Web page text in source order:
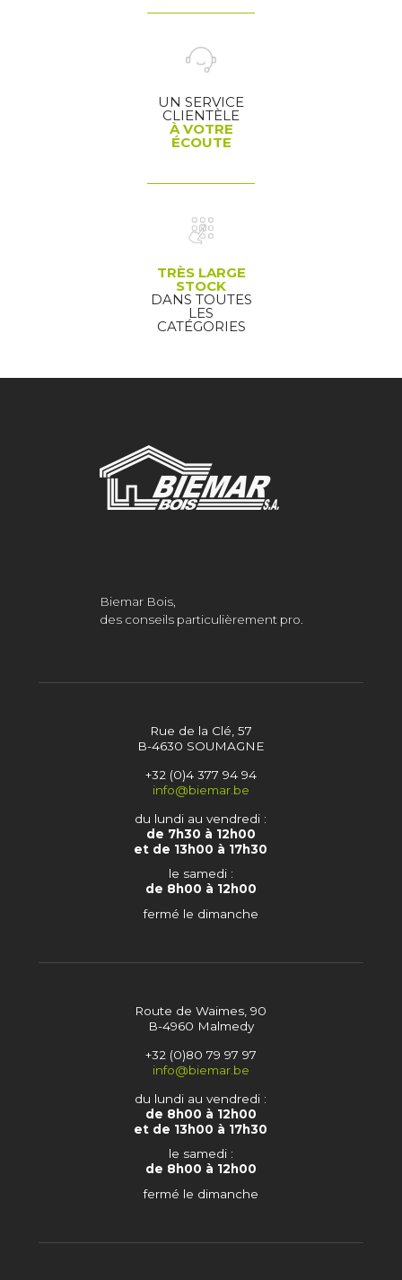
UN SERVICE
CLIENTÈLE
À VOTRE
ÉCOUTE
TRÈS LARGE
STOCK
DANS TOUTES
LES
CATÉGORIES
Biemar Bois,
des conseils particulièrement pro.
Rue de la Clé, 57
B-4630 SOUMAGNE
+32 (0)4 377 94 94
info@biemar.be
du lundi au vendredi :
de 7h30 à 12h00
et de 13h00 à 17h30
le samedi :
de 8h00 à 12h00
fermé le dimanche
Route de Waimes, 90
B-4960 Malmedy
+32 (0)80 79 97 97
info@biemar.be
du lundi au vendredi :
de 8h00 à 12h00
et de 13h00 à 17h30
le samedi :
de 8h00 à 12h00
fermé le dimanche